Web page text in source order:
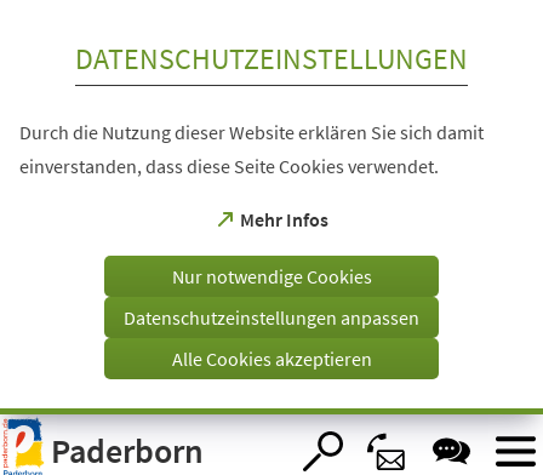
Visuelle
Assistenzsoftware
öffnen.
DATENSCHUTZEINSTELLUNGEN
Durch die Nutzung dieser Website erklären Sie sich damit
einverstanden, dass diese Seite Cookies verwendet.
Mehr Infos
(Öffnet
einem
Tab)
Nur notwendige Cookies
Datenschutzeinstellungen anpassen
Alle Cookies akzeptieren
Paderborn